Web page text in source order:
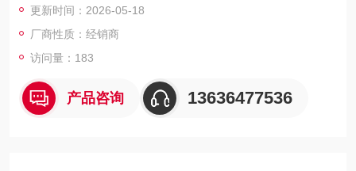
更新时间：2026-05-18
厂商性质：经销商
访问量：183
产品咨询 13636477536